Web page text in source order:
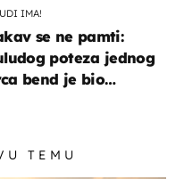
IMA!
se ne pamti:
poteza jednog
bend je bio
TEMU